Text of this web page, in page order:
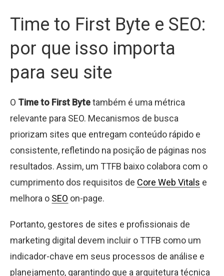
Time to First Byte e SEO:
por que isso importa
para seu site
O Time to First Bytetambém é uma métrica
relevante para SEO. Mecanismos de busca
priorizam sites que entregam conteúdo rápido e
consistente, refletindo na posição de páginas nos
resultados. Assim, um TTFB baixo colabora com o
cumprimento dos requisitos de Core Web Vitals e
melhora o SEO on-page.
Portanto, gestores de sites e profissionais de
marketing digital devem incluir o TTFB como um
indicador-chave em seus processos de análise e
planejamento, garantindo que a arquitetura técnica